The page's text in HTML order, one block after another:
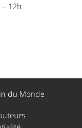
– 12h
du Monde